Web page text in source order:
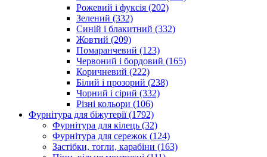
Рожевий і фуксія (202)
Зелений (332)
Синій і блакитний (332)
Жовтий (209)
Помаранчевий (123)
Червоний і бордовий (165)
Коричневий (222)
Білий і прозорий (238)
Чорний і сірий (332)
Різні кольори (106)
Фурнітура для біжутерії(1792)
Фурнітура для кілець (32)
Фурнітура для сережок (124)
Застібки, тогли, карабіни (163)